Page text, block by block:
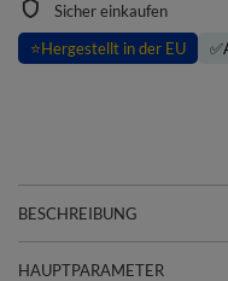
Sicher einkaufen
⭐Hergestellt in der EU ✅
BESCHREIBUNG
HAUPTPARAMETER